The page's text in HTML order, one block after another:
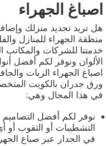
اصباغ الجهراء
هل تريد تجديد منزلك
منظقة الجهراء للمنازل
خدمتنا للشركات والمكاتب
الألوان ونوفر لكم أفضل
اصباغ الجهراء الزيات
ورق جدران بالكويت
في هذا المجال وهي:
نوفر لكم أفضل التصاميم
التشطيبات أو الثقوب
في الجدار عبر صباغ